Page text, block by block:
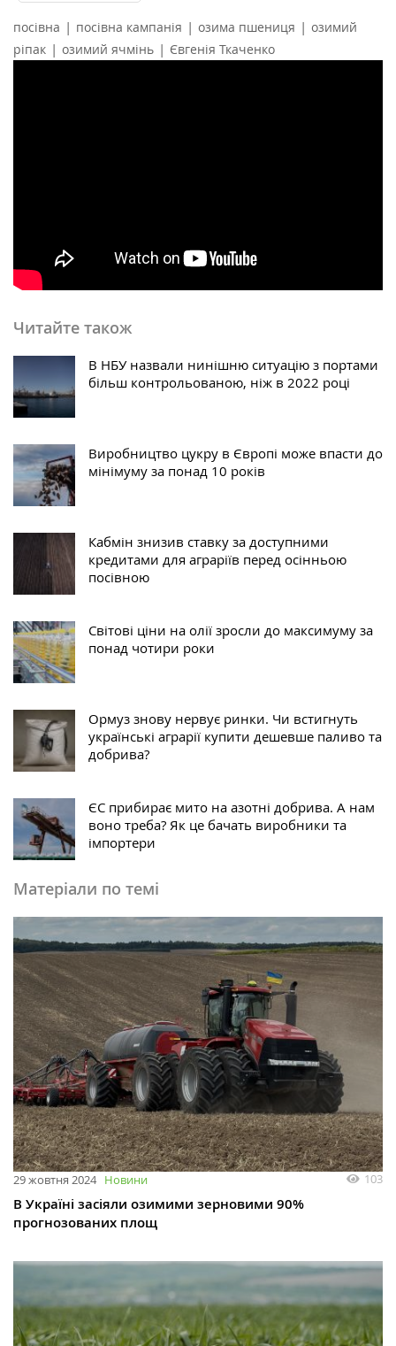
посівна | посівна кампанія | озима пшениця | озимий
ріпак | озимий ячмінь | Євгенія Ткаченко
Читайте також
В НБУ назвали нинішню ситуацію з портами
більш контрольованою, ніж в 2022 році
Виробництво цукру в Європі може впасти до
мінімуму за понад 10 років
Кабмін знизив ставку за доступними
кредитами для аграріїв перед осінньою
посівною
Світові ціни на олії зросли до максимуму за
понад чотири роки
Ормуз знову нервує ринки. Чи встигнуть
українські аграрії купити дешевше паливо та
добрива?
ЄС прибирає мито на азотні добрива. А нам
воно треба? Як це бачать виробники та
імпортери
Матеріали по темі
29 жовтня 2024 Новини 103
В Україні засіяли озимими зерновими 90%
прогнозованих площ